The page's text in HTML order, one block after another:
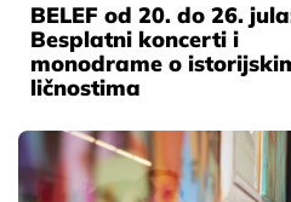
BELEF od 20. do 26.
Besplatni koncerti i
monodrame o
ličnostima